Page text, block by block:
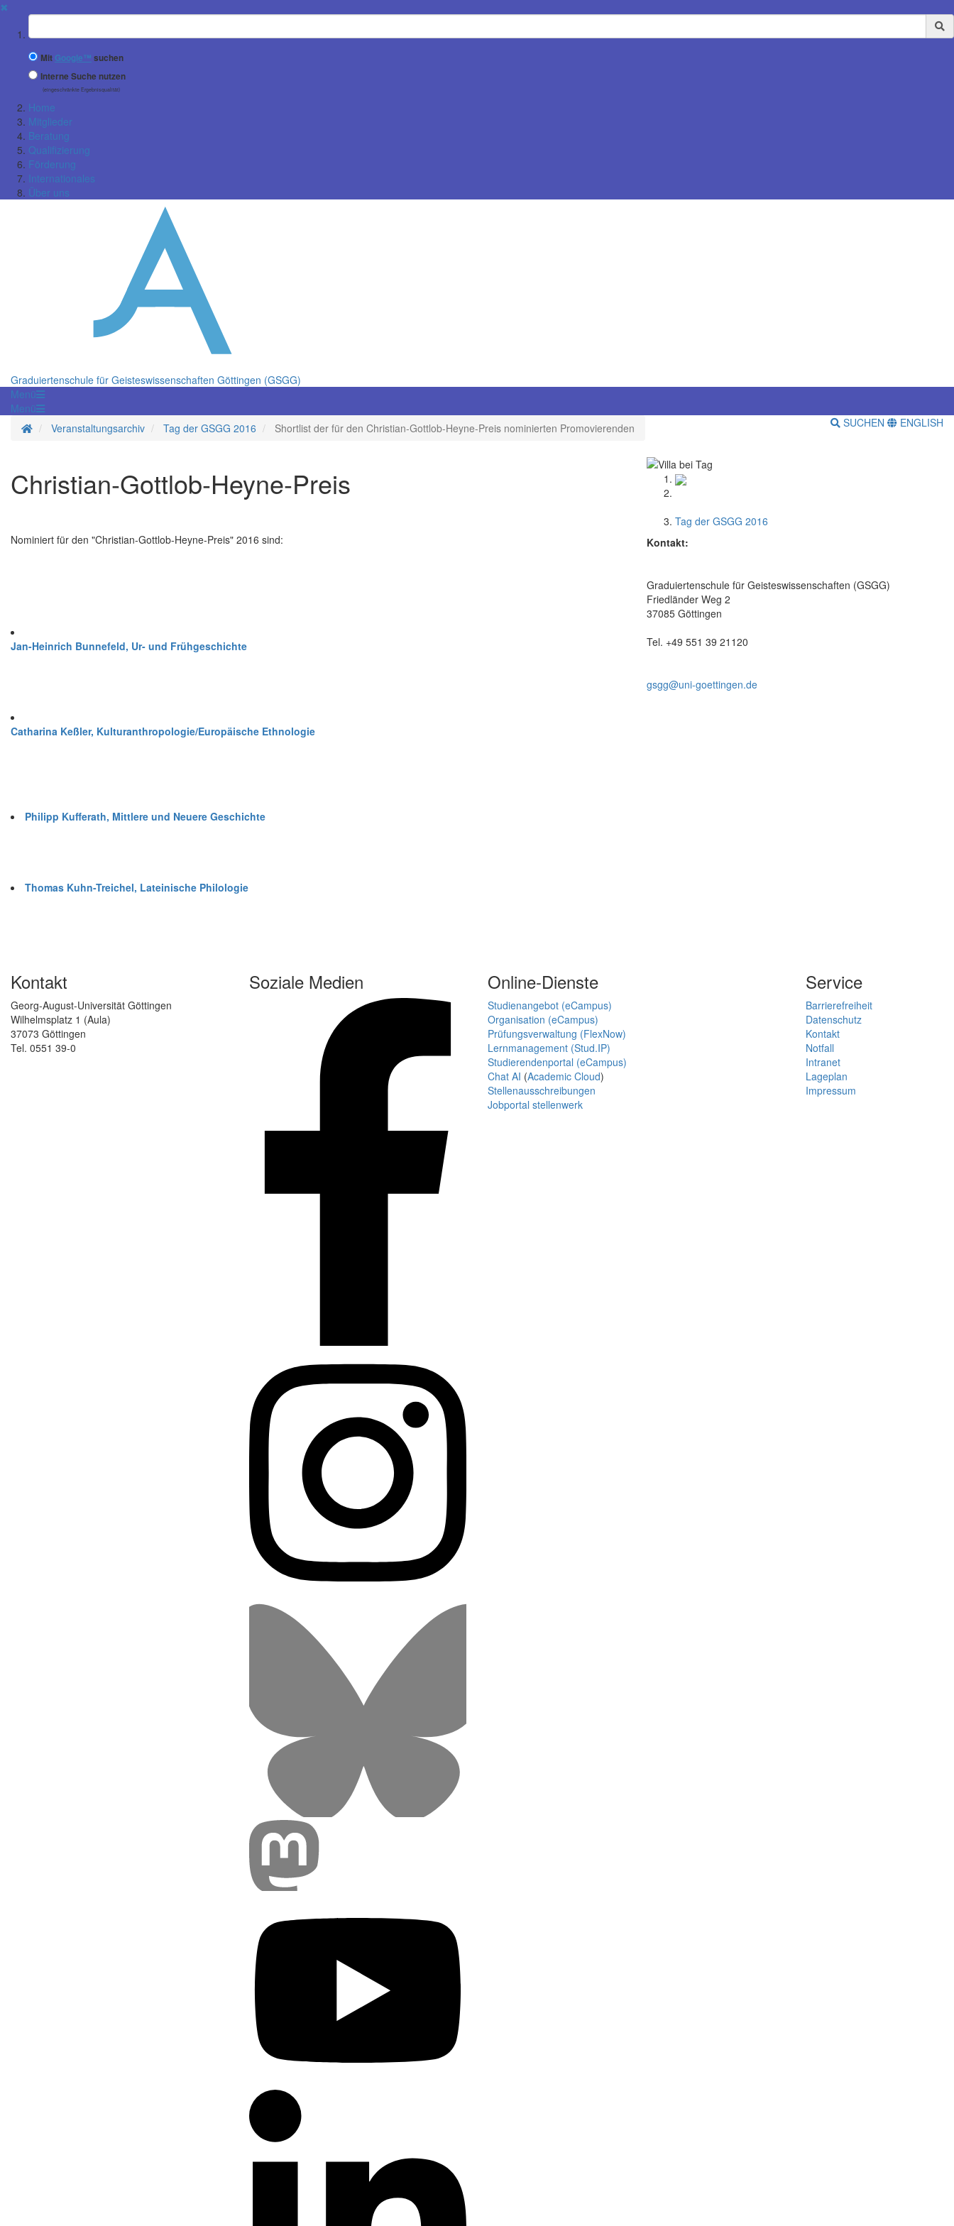
✖
Suchbegriff
Mit Google™ suchen
Interne Suche nutzen
(eingeschränkte Ergebnisqualität)
Home
Mitglieder
Beratung
Qualifizierung
Förderung
Internationales
Über uns
Graduiertenschule für Geisteswissenschaften Göttingen (GSGG)
Menü
Menü
Startseite
Veranstaltungsarchiv Tag der GSGG 2016 Shortlist der für den Christian-Gottlob-Heyne-Preis nominierten Promovierenden SUCHEN ENGLISH
Christian-Gottlob-Heyne-Preis
Nominiert für den "Christian-Gottlob-Heyne-Preis" 2016 sind:
Jan-Heinrich Bunnefeld, Ur- und Frühgeschichte
Catharina Keßler, Kulturanthropologie/Europäische Ethnologie
Philipp Kufferath, Mittlere und Neuere Geschichte
Thomas Kuhn-Treichel, Lateinische Philologie
Tag der GSGG 2016
Kontakt:
Graduiertenschule für Geisteswissenschaften (GSGG)
Friedländer Weg 2
37085 Göttingen
Tel. +49 551 39 21120
gsgg@uni-goettingen.de
Kontakt
Georg-August-Universität Göttingen
Wilhelmsplatz 1 (Aula)
37073 Göttingen
Tel. 0551 39-0
Soziale Medien Online-Dienste
Studienangebot (eCampus)
Organisation (eCampus)
Prüfungsverwaltung (FlexNow)
Lernmanagement (Stud.IP)
Studierendenportal (eCampus)
Chat AI (Academic Cloud)
Stellenausschreibungen
Jobportal stellenwerk
Service
Barrierefreiheit
Datenschutz
Kontakt
Notfall
Intranet
Lageplan
Impressum